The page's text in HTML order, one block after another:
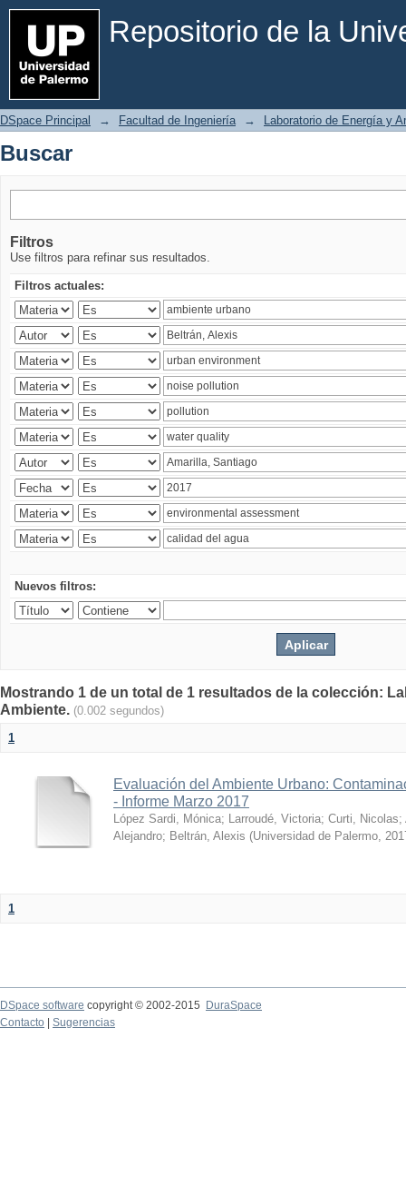
Repositorio de la
Buscar
DSpace Principal → Facultad de Ingeniería → Laboratorio de Energía y
Buscar
Filtros
Use filtros para refinar sus resultados.
Filtros actuales:
Nuevos filtros:
Mostrando 1 de un total de 1 resultados de la colección:
Ambiente. (0.002 segundos)
1
Evaluación del Ambiente Urbano:
- Informe Marzo 2017
López Sardi, Mónica; Larroudé, Victoria; Curti, Nicolas;
Alejandro; Beltrán, Alexis (Universidad de Palermo,
1
DSpace software copyright © 2002-2015
DuraSpace
Contacto
Sugerencias